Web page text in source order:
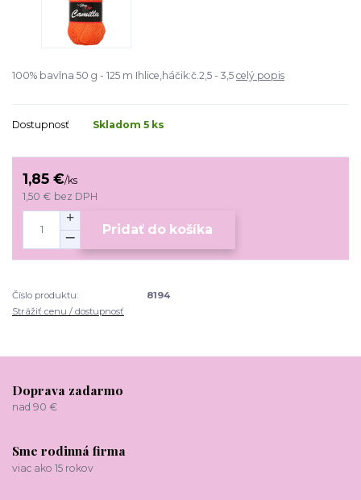
100% bavlna 50 g - 125 m Ihlice,háčik:č.2,5 - 3,5 celý popis
Dostupnosť Skladom 5 ks
1,85 €/ks
1,50 € bez DPH
Pridať do košíka
Číslo produktu:
8194
Strážiť cenu / dostupnosť
Doprava zadarmo
nad 90 €
Sme rodinná firma
viac ako 15 rokov